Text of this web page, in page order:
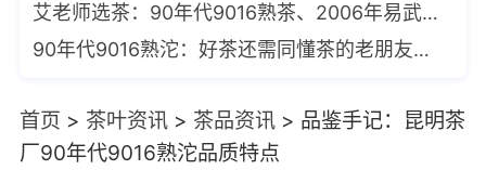
艾老师选茶：90年代9016熟茶、2006年易武珍品同料款醇香易武沱
90年代9016熟沱：好茶还需同懂茶的老朋友分享【艾老师选茶】
首页 > 茶叶资讯> 茶品资讯 > 品鉴手记：昆明茶
厂90年代9016熟沱品质特点